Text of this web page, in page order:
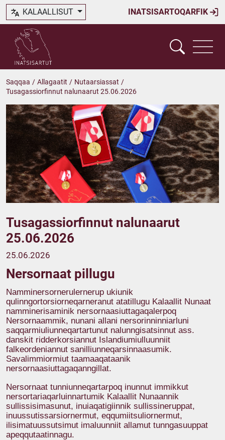
INATSISARTOQARFIK
KALAALLISUT
Saqqaa / Allagaatit / Nutaarsiassat /
Tusagassiorfinnut nalunaarut 25.06.2026
Tusagassiorfinnut nalunaarut
25.06.2026
25.06.2026
Nersornaat pillugu
Namminersornerulernerup ukiunik
qulinngortorsiorneqarneranut atatillugu Kalaallit Nunaat
namminerisaminik nersornaasiuttagaqalerpoq
Nersornaammik, nunani allani nersorinninniarluni
saqqarmiuliunneqartartunut nalunngisatsinnut ass.
danskit ridderkorsiannut Islandiumiulluunniit
falkeordeniannut sanilliunneqarsinnaasumik.
Savalimmiormiut taamaaqataanik
nersornaasiuttagaqanngillat.
Nersornaat tunniunneqartarpoq inunnut immikkut
nersortariaqarluinnartumik Kalaallit Nunaannik
sullissisimasunut, inuiaqatigiinnik sullissineruppat,
inuussutissarsiornermut, eqqumiitsuliornermut,
ilisimatuussutsimut imaluunniit allamut tunngasuuppat
apeqqutaatinnagu.